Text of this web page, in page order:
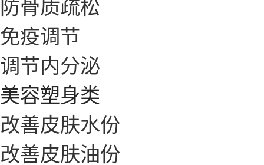
防骨质疏松
免疫调节
调节内分泌
美容塑身类
改善皮肤水份
改善皮肤油份